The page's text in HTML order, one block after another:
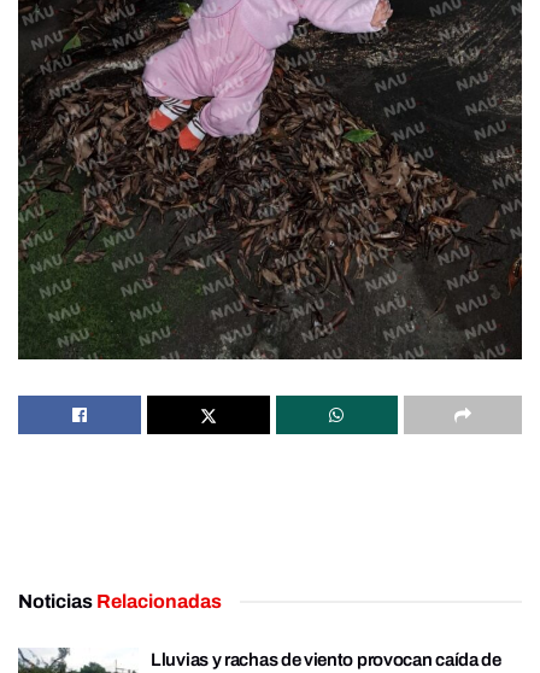
Noticias Relacionadas
Lluvias y rachas de viento provocan caída de